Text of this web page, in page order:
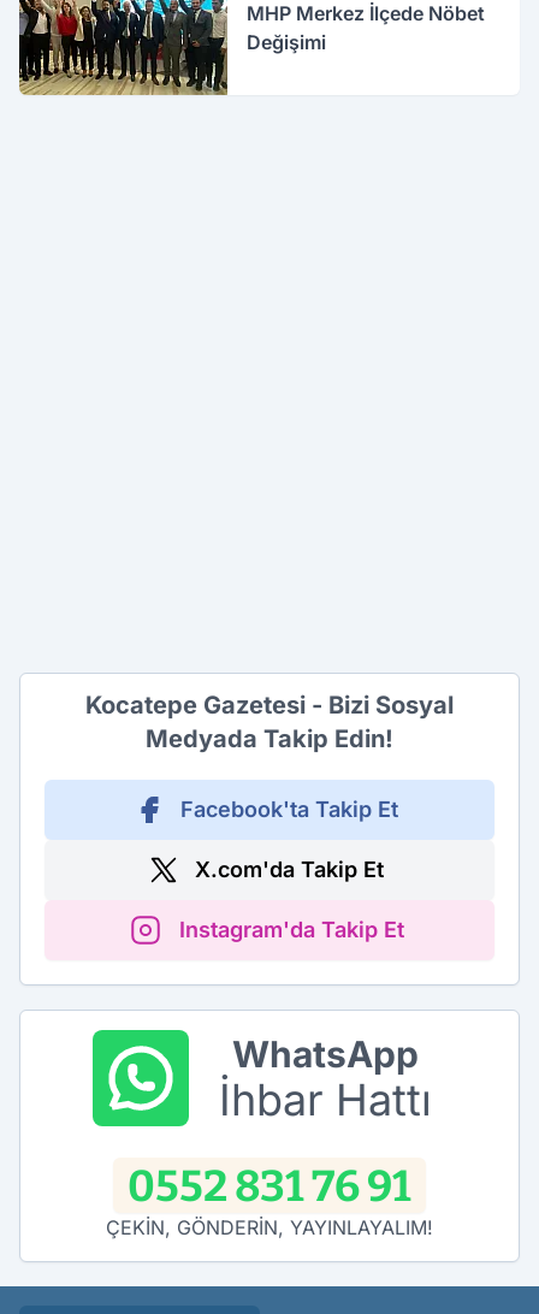
MHP Merkez İlçede Nöbet
Değişimi
Kocatepe Gazetesi - Bizi Sosyal
Medyada Takip Edin!
Facebook'ta Takip Et
X.com'da Takip Et
Instagram'da Takip Et
WhatsApp
İhbar Hattı
0552 831 76 91
ÇEKİN, GÖNDERİN, YAYINLAYALIM!